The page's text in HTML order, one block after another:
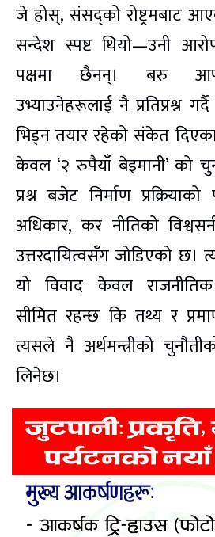
जे होस्, संसद्को रोष्ट्रमबाट
सन्देश स्पष्ट थियो—उनी
पक्षमा छैनन्। बरु
उभ्याउनेहरूलाई नै प्रतिप्रश्न
भिड्न तयार रहेको संकेत
केवल ‘२ रुपैयाँ बेइमानी’ को
प्रश्न बजेट निर्माण
अधिकार, कर नीतिको
उत्तरदायित्वसँग जोडिएको छ।
यो विवाद केवल राजनीतिक
सीमित रहन्छ कि तथ्य र
त्यसले नै अर्थमन्त्रीको
लिनेछ।